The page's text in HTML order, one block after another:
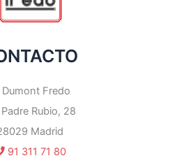
Dumont Fredo
Rubio, 28
Madrid
91 311 71 80